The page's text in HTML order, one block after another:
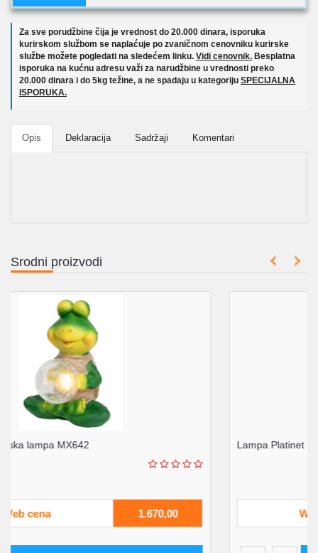
Za sve porudžbine čija je vrednost do 20.000 dinara, isporuka
kurirskom službom se naplaćuje po zvaničnom cenovniku kurirske
službe možete pogledati na sledećem linku. Vidi cenovnik. Besplatna
isporuka na kućnu adresu važi za narudžbine u vrednosti preko
20.000 dinara i do 5kg težine, a ne spadaju u kategoriju SPECIJALNA
ISPORUKA.
Opis Deklaracija Sadržaji Komentari
Srodni proizvodi
Lampa Platinet PTL2524B E14 CRNA 25W
Web cena